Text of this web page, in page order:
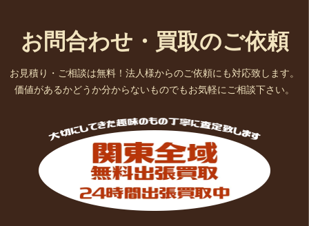
お問合わせ・買取のご依頼
お見積り・ご相談は無料！法人様からのご依頼にも対応致します。
価値があるかどうか分からないものでもお気軽にご相談下さい。